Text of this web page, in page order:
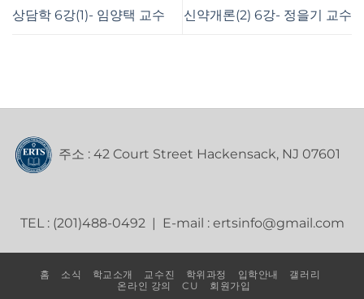
상담학 6강(1)- 임양택 교수 신약개론(2) 6강- 정을기 교수
주소 : 42 Court Street Hackensack, NJ 07601
TEL : (201)488-0492 | E-mail : ertsinfo@gmail.com
홈 소식 학교소개 교수진 학위과정 입학안내
갤러리
온라인 강의
CU 회원가입